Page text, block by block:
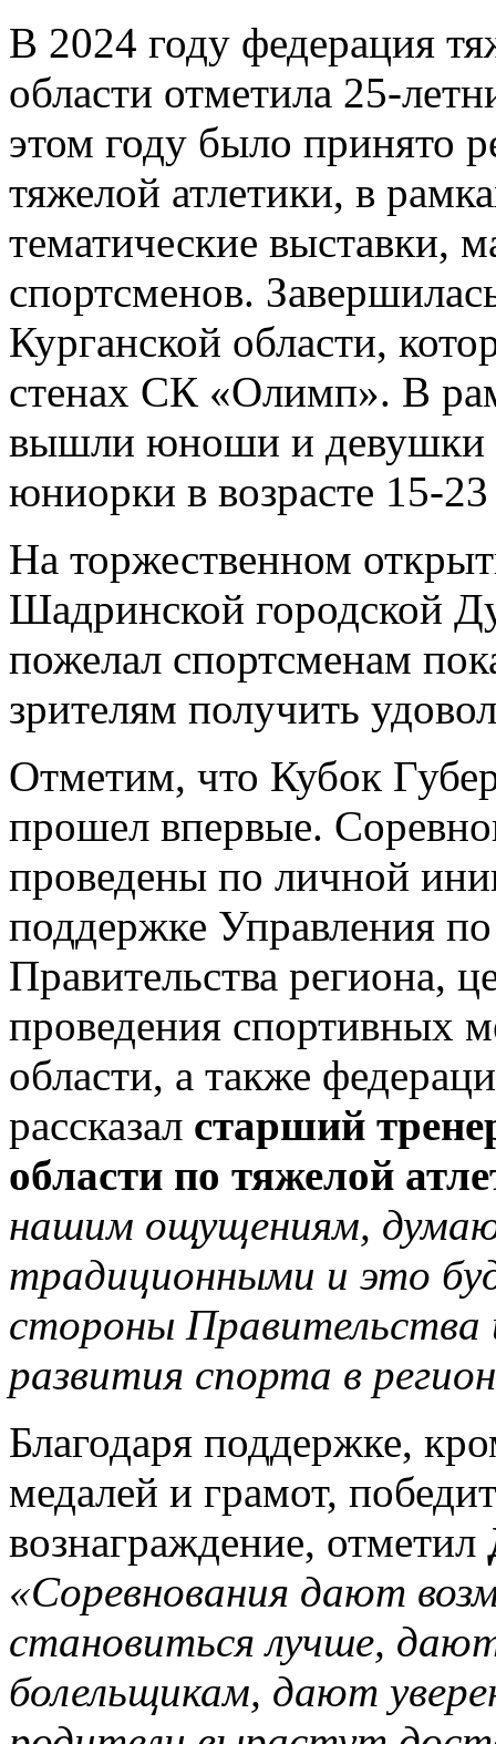
В 2024 году федерация
области отметила 25-
этом году было принято
тяжелой атлетики, в
тематические выставки,
спортсменов.
Курганской области,
стенах СК «Олимп». В
вышли юноши и девушки
юниорки в возрасте 15-23
На торжественном
Шадринской городской
пожелал спортсменам
зрителям получить
Отметим, что Кубок
прошел впервые.
проведены по личной
поддержке Управления
Правительства региона,
проведения спортивных
области, а также
рассказал старший
области по тяжелой
нашим ощущениям,
традиционными и это
стороны Правительства
развития спорта в
Благодаря поддержке,
медалей и грамот,
вознаграждение, отметил
«Соревнования дают
становиться лучше,
болельщикам, дают